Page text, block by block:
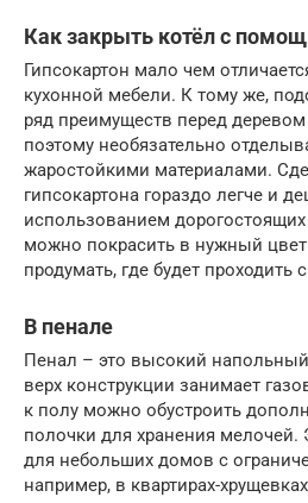
Как закрыть котёл с
Гипсокартон мало чем
кухонной мебели. К тому же,
ряд преимуществ перед
поэтому необязательно
жаростойкими материалами.
гипсокартона гораздо легче и
использованием
можно покрасить в нужный
продумать, где будет
В пенале
Пенал – это высокий
верх конструкции занимает
к полу можно обустроить
полочки для хранения мелочей.
для небольших домов с
например, в квартирах-